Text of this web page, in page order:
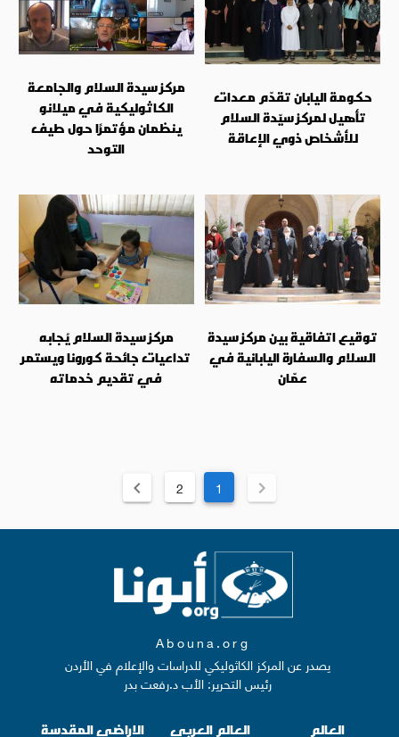
حكومة اليابان تقدّم معدات
تأهيل لمركز سيّدة السلام
للأشخاص ذوي الإعاقة
مركز سيدة السلام والجامعة
الكاثوليكية في ميلانو
ينظمان مؤتمرًا حول طيف
التوحد
توقيع اتفاقية بين مركز سيدة
السلام والسفارة اليابانية في
عمّان
مركز سيدة السلام يُجابه
تداعيات جائحة كورونا ويستمر
في تقديم خدماته
1
2
Abouna.org
يصدر عن المركز الكاثوليكي للدراسات والإعلام في الأردن
رئيس التحرير: الأب د.رفعت بدر
العالم العالم العربي الاراضي المقدسة